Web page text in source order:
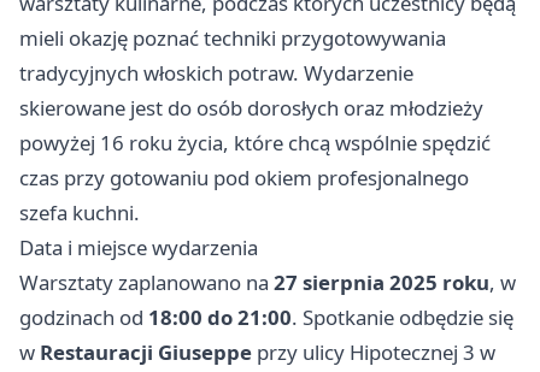
mieli okazję poznać techniki przygotowywania
tradycyjnych włoskich potraw. Wydarzenie
skierowane jest do osób dorosłych oraz młodzieży
powyżej 16 roku życia, które chcą wspólnie spędzić
czas przy gotowaniu pod okiem profesjonalnego
szefa kuchni.
Data i miejsce wydarzenia
Warsztaty zaplanowano na 27 sierpnia 2025 roku, w
godzinach od 18:00 do 21:00. Spotkanie odbędzie się
w Restauracji Giuseppe przy ulicy Hipotecznej 3 w